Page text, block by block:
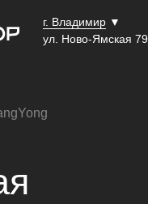
г. Владимир ▼
ул. Ново-Ямская 79